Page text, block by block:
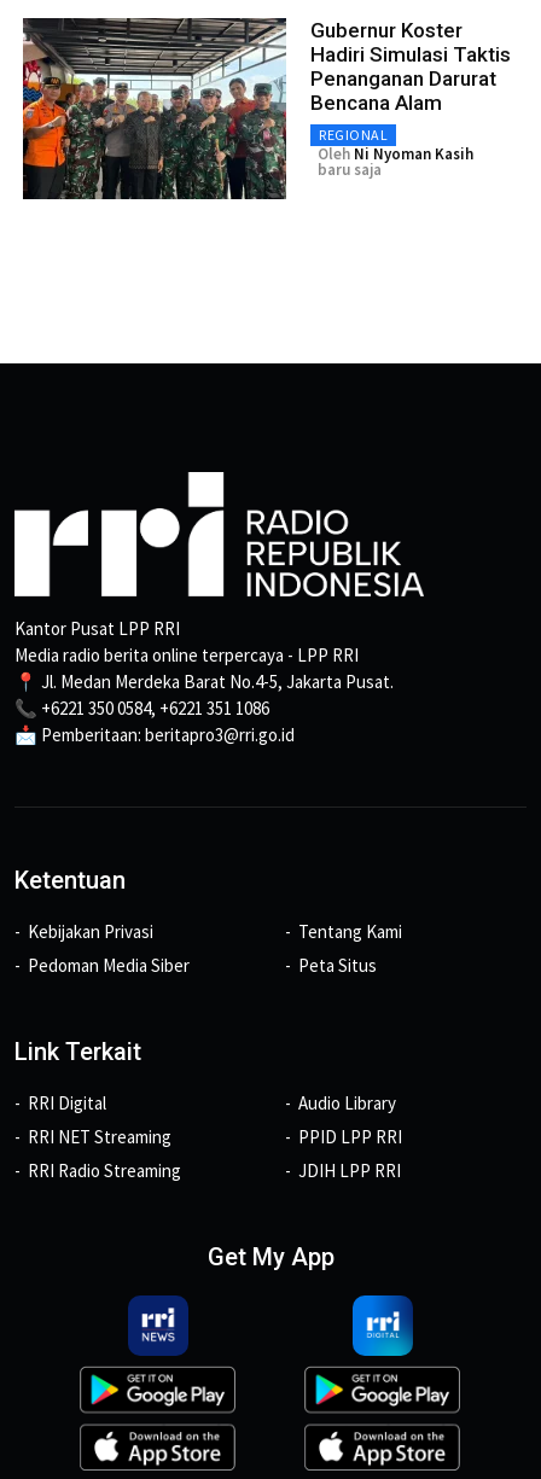
Gubernur Koster
Hadiri Simulasi Taktis
Penanganan Darurat
Bencana Alam
REGIONAL
Oleh Ni Nyoman Kasih
baru saja
Kantor Pusat LPP RRI
Media radio berita online terpercaya - LPP RRI
📍 Jl. Medan Merdeka Barat No.4-5, Jakarta Pusat.
📞 +6221 350 0584, +6221 351 1086
📩 Pemberitaan: beritapro3@rri.go.id
Ketentuan
Kebijakan Privasi
Pedoman Media Siber
Tentang Kami
Peta Situs
Link Terkait
RRI Digital
RRI NET Streaming
RRI Radio Streaming
Audio Library
PPID LPP RRI
JDIH LPP RRI
Get My App